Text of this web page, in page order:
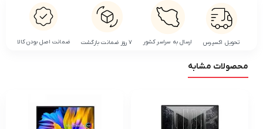
تحویل اکسپرس ارسال به سراسر کشور ۷ روز ضمانت بازگشت ضمانت اصل بودن کالا
محصولات مشابه